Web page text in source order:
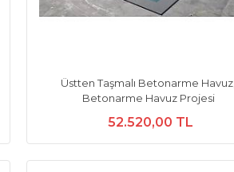
Üstten Taşmalı Betonarme Havuz,
Betonarme Havuz Projesi
52.520,00 TL